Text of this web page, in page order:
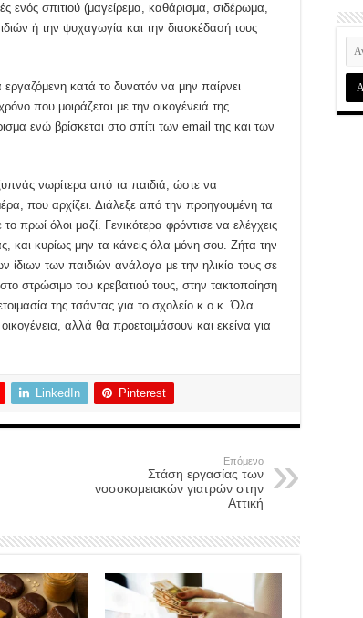
ενός σπιτιού (μαγείρεμα, καθάρισμα, σιδέρωμα,
ή την ψυχαγωγία και την διασκέδασή τους
εργαζόμενη κατά το δυνατόν να μην παίρνει
που μοιράζεται με την οικογένειά της.
ενώ βρίσκεται στο σπίτι των email της και των
νωρίτερα από τα παιδιά, ώστε να
που αρχίζει. Διάλεξε από την προηγουμένη τα
πρωί όλοι μαζί. Γενικότερα φρόντισε να ελέγχεις
και κυρίως μην τα κάνεις όλα μόνη σου. Ζήτα την
των παιδιών ανάλογα με την ηλικία τους σε
στρώσιμο του κρεβατιού τους, στην τακτοποίηση
της τσάντας για το σχολείο κ.ο.κ. Όλα
αλλά θα προετοιμάσουν και εκείνα για
LinkedIn Pinterest
Επόμενο
Στάση εργασίας των
νοσοκομειακών γιατρών στην
Αττική